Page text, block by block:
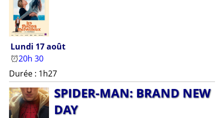
Lundi 17 août
20h 30
Durée : 1h27
S­PI­DER-MAN: B­RAN­D NEW
DAY